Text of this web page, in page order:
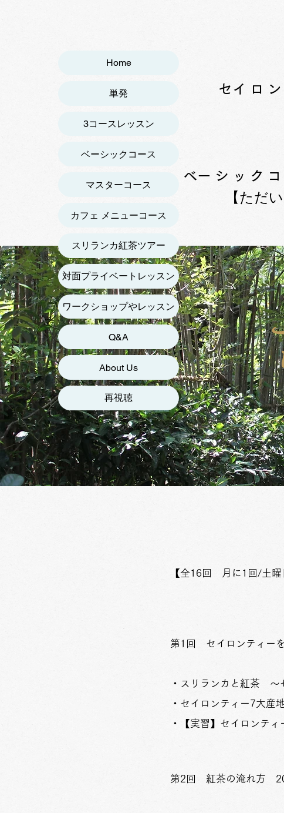
セイロ
ベーシック
【ただ
ベ
【全16回 月に1回/土曜
＊第1回～8回
第1回 セイロンティー
・スリランカと紅茶 ～
・セイロンティー7大産
・【実習】セイロンテ
第2回 紅茶の淹れ方
Home
単発
3コースレッスン
ベーシックコース
マスターコース
カフェ メニューコース
スリランカ紅茶ツアー
対面プライベートレッスン
ワークショップやレッスン
Q&A
About Us
再視聴